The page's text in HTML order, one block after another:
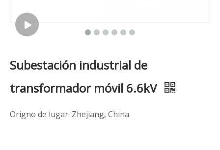
Subestación industrial de
transformador móvil 6.6kV
Origno de lugar: Zhejiang, China